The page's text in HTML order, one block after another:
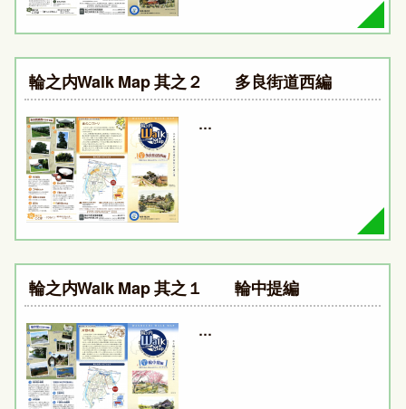
輪之内Walk Map 其之２ 多良街道西編
…
輪之内Walk Map 其之１ 輪中提編
…